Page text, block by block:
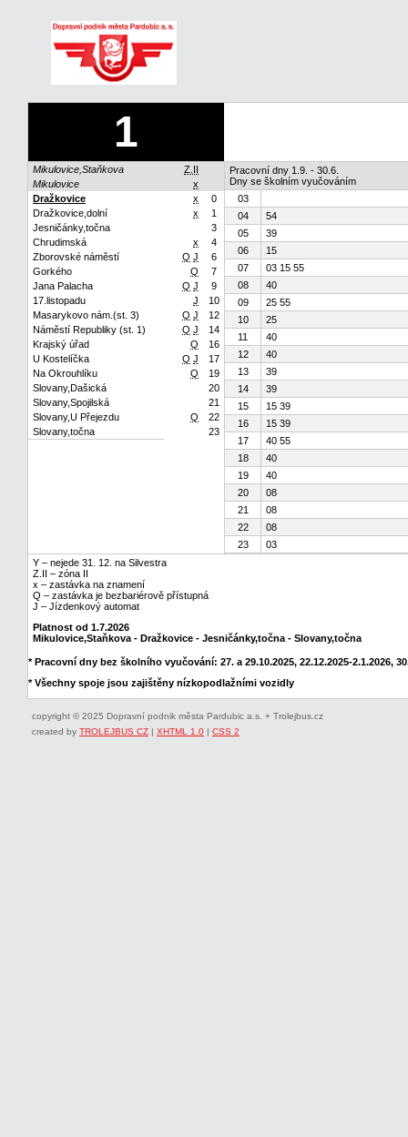
1
Mikulovice,Staňkova
Z.II
Mikulovice
x
Dražkovice
x
0
Dražkovice,dolní
x
1
Jesničánky,točna
3
Chrudimská
x
4
Zborovské náměstí
Q J
6
Gorkého
Q
7
Jana Palacha
Q J
9
17.listopadu
J
10
Masarykovo nám.(st. 3)
Q J
12
Náměstí Republiky (st. 1)
Q J
14
Krajský úřad
Q
16
U Kostelíčka
Q J
17
Na Okrouhlíku
Q
19
Slovany,Dašická
20
Slovany,Spojilská
21
Slovany,U Přejezdu
Q
22
Slovany,točna
23
Pracovní dny 1.9. - 30.6.
Dny se školním vyučováním
03
04
54
05
39
06
15
07
03 15 55
08
40
09
25 55
10
25
11
40
12
40
13
39
14
39
15
15 39
16
15 39
17
40 55
18
40
19
40
20
08
21
08
22
08
23
03
Y – nejede 31. 12. na Silvestra
Z.II – zóna II
x – zastávka na znamení
Q – zastávka je bezbariérově přístupná
J – Jízdenkový automat
Platnost od 1.7.2026
Mikulovice,Staňkova - Dražkovice - Jesničánky,točna - Slovany,točna
* Pracovní dny bez školního vyučování: 27. a 29.10.2025, 22.12.2025-2.1.2026,
* Všechny spoje jsou zajištěny nízkopodlažními vozidly
copyright © 2025 Dopravní podnik města Pardubic a.s. + Trolejbus.cz
created by TROLEJBUS CZ | XHTML 1.0 | CSS 2